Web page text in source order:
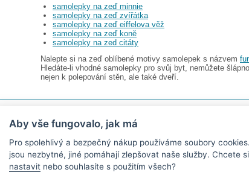
samolepky na zeď minnie
samolepky na zeď zvířátka
samolepky na zeď eiffelova věž
samolepky na zeď koně
samolepky na zed citáty
Nalepte si na zeď oblíbené motivy samolepek s názvem
Hledáte-li vhodné samolepky pro svůj byt, nemůžete
nejen k polepování stěn, ale také dveří.
provozuje
Životnost samolepek na zeď Magazín
|fotomagnetky na lednici|fotokalendáře|kühlschrank fotomagnete|foto
hodinový manžel česká lípa|živicové nálepky
tržeb je prodávající povinen vystavit kupujícímu účtenku.
zaevidovat přijatou tržbu u správce daně on-line; v případě technického výpadku
Aby vše fungovalo, jak má
Pro spolehlivý a bezpečný nákup používáme soubory
jsou nezbytné, jiné pomáhají zlepšovat naše služby. Chcete si
nastavit nebo souhlasíte s použitím všech?